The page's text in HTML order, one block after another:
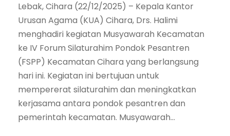
Lebak, Cihara (22/12/2025) – Kepala Kantor
Urusan Agama (KUA) Cihara, Drs. Halimi
menghadiri kegiatan Musyawarah Kecamatan
ke IV Forum Silaturahim Pondok Pesantren
(FSPP) Kecamatan Cihara yang berlangsung
hari ini. Kegiatan ini bertujuan untuk
mempererat silaturahim dan meningkatkan
kerjasama antara pondok pesantren dan
pemerintah kecamatan. Musyawarah...